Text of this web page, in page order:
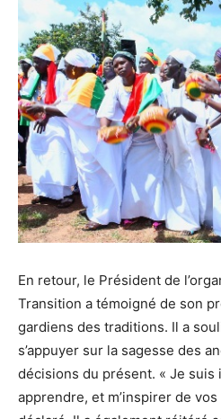
En retour, le Président de
Transition a témoigné de son
gardiens des traditions. Il a
s’appuyer sur la sagesse des
décisions du présent. « Je suis
apprendre, et m’inspirer de